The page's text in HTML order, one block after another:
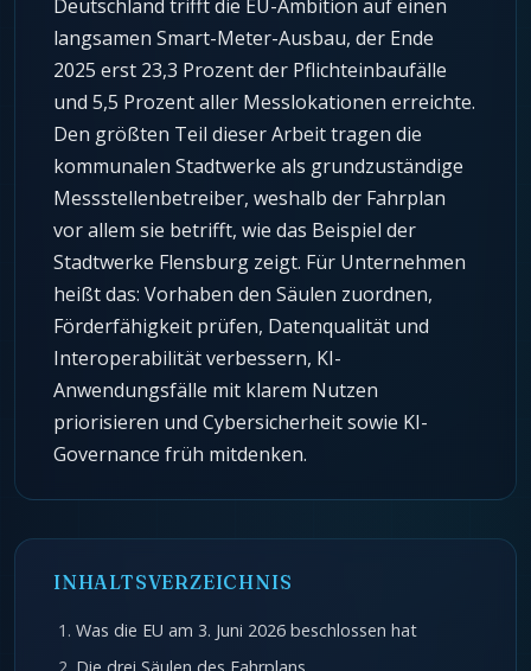
Deutschland trifft die EU-Ambition auf einen
langsamen Smart-Meter-Ausbau, der Ende
2025 erst 23,3 Prozent der Pflichteinbaufälle
und 5,5 Prozent aller Messlokationen erreichte.
Den größten Teil dieser Arbeit tragen die
kommunalen Stadtwerke als grundzuständige
Messstellenbetreiber, weshalb der Fahrplan
vor allem sie betrifft, wie das Beispiel der
Stadtwerke Flensburg zeigt. Für Unternehmen
heißt das: Vorhaben den Säulen zuordnen,
Förderfähigkeit prüfen, Datenqualität und
Interoperabilität verbessern, KI-
Anwendungsfälle mit klarem Nutzen
priorisieren und Cybersicherheit sowie KI-
Governance früh mitdenken.
INHALTSVERZEICHNIS
Was die EU am 3. Juni 2026 beschlossen hat